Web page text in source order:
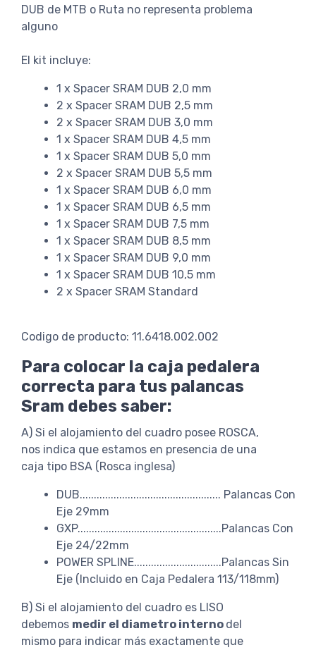
DUB de MTB o Ruta no representa problema
alguno
El kit incluye:
1 x Spacer SRAM DUB 2,0 mm
2 x Spacer SRAM DUB 2,5 mm
2 x Spacer SRAM DUB 3,0 mm
1 x Spacer SRAM DUB 4,5 mm
1 x Spacer SRAM DUB 5,0 mm
2 x Spacer SRAM DUB 5,5 mm
1 x Spacer SRAM DUB 6,0 mm
1 x Spacer SRAM DUB 6,5 mm
1 x Spacer SRAM DUB 7,5 mm
1 x Spacer SRAM DUB 8,5 mm
1 x Spacer SRAM DUB 9,0 mm
1 x Spacer SRAM DUB 10,5 mm
2 x Spacer SRAM Standard
Codigo de producto: 11.6418.002.002
Para colocar la caja pedalera
correcta para tus palancas
Sram debes saber:
A) Si el alojamiento del cuadro posee ROSCA,
nos indica que estamos en presencia de una
caja tipo BSA (Rosca inglesa)
DUB.................................................. Palancas Con
Eje 29mm
GXP...................................................Palancas Con
Eje 24/22mm
POWER SPLINE...............................Palancas Sin
Eje (Incluido en Caja Pedalera 113/118mm)
B) Si el alojamiento del cuadro es LISO
debemos medir el diametro interno del
mismo para indicar más exactamente que